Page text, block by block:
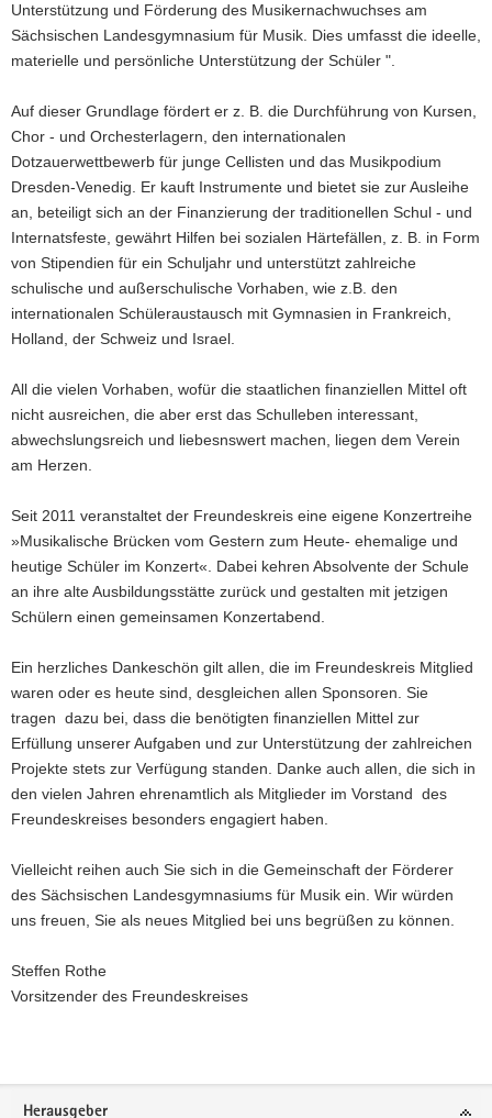
Unterstützung und Förderung des Musikernachwuchses am
Sächsischen Landesgymnasium für Musik. Dies umfasst die ideelle,
materielle und persönliche Unterstützung der Schüler ".
Auf dieser Grundlage fördert er z. B. die Durchführung von Kursen,
Chor - und Orchesterlagern, den internationalen
Dotzauerwettbewerb für junge Cellisten und das Musikpodium
Dresden-Venedig. Er kauft Instrumente und bietet sie zur Ausleihe
an, beteiligt sich an der Finanzierung der traditionellen Schul - und
Internatsfeste, gewährt Hilfen bei sozialen Härtefällen, z. B. in Form
von Stipendien für ein Schuljahr und unterstützt zahlreiche
schulische und außerschulische Vorhaben, wie z.B. den
internationalen Schüleraustausch mit Gymnasien in Frankreich,
Holland, der Schweiz und Israel.
All die vielen Vorhaben, wofür die staatlichen finanziellen Mittel oft
nicht ausreichen, die aber erst das Schulleben interessant,
abwechslungsreich und liebesnswert machen, liegen dem Verein
am Herzen.
Seit 2011 veranstaltet der Freundeskreis eine eigene Konzertreihe
»Musikalische Brücken vom Gestern zum Heute- ehemalige und
heutige Schüler im Konzert«. Dabei kehren Absolvente der Schule
an ihre alte Ausbildungsstätte zurück und gestalten mit jetzigen
Schülern einen gemeinsamen Konzertabend.
Ein herzliches Dankeschön gilt allen, die im Freundeskreis Mitglied
waren oder es heute sind, desgleichen allen Sponsoren. Sie
tragen dazu bei, dass die benötigten finanziellen Mittel zur
Erfüllung unserer Aufgaben und zur Unterstützung der zahlreichen
Projekte stets zur Verfügung standen. Danke auch allen, die sich in
den vielen Jahren ehrenamtlich als Mitglieder im Vorstand des
Freundeskreises besonders engagiert haben.
Vielleicht reihen auch Sie sich in die Gemeinschaft der Förderer
des Sächsischen Landesgymnasiums für Musik ein. Wir würden
uns freuen, Sie als neues Mitglied bei uns begrüßen zu können.
Steffen Rothe
Vorsitzender des Freundeskreises
Footer-
Herausgeber